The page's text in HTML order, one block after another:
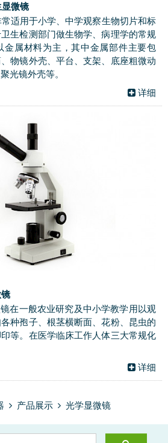
微镜
适用于小学、中学观察生物切片和标
生检测部门做生物学、病理学的常规
金属材料为主，其中金属部件主要包
物镜外壳、平台、支架、底座粗微动
光镜外壳等。
详细
在一般农业研究及中小学教学用以观
种孢子、根茎横断面、花粉、昆虫的
等。在医学临床工作人体三大常规化
详细
产品展示 光学显微镜